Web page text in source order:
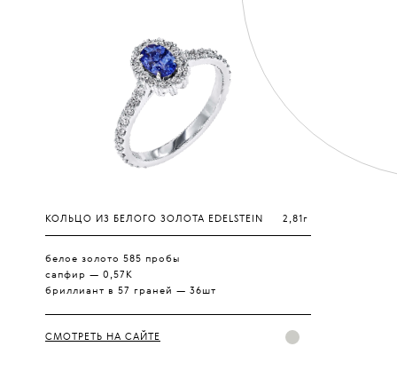
КОЛЬЦО ИЗ БЕЛОГО ЗОЛОТА EDELSTEIN 2,81г
белое золото 585 пробы
сапфир — 0,57К
бриллиант в 57 граней — 36шт
СМОТРЕТЬ НА САЙТЕ